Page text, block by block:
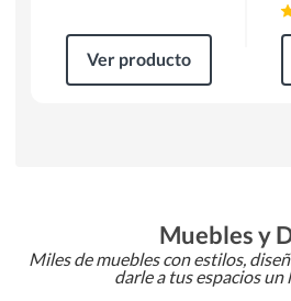
Ver producto
Muebles y
Miles de muebles con estilos,
darle a tus espacios un